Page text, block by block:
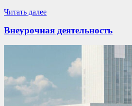
Читать далее
Внеурочная деятельность